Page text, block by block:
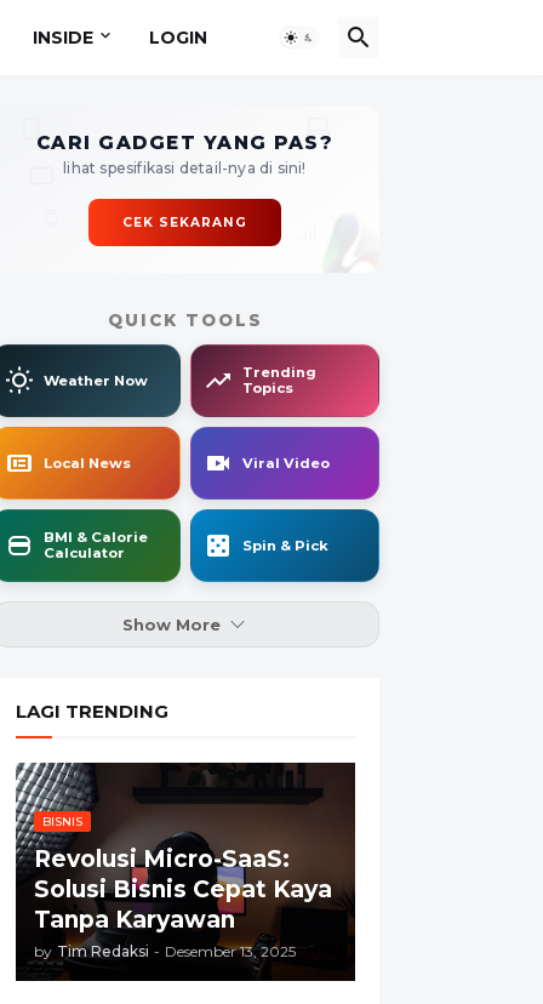
INSIDE LOGIN
CARI GADGET YANG PAS?
lihat spesifikasi detail-nya di sini!
CEK SEKARANG
QUICK TOOLS
Weather Now
Trending
Topics
Local News Viral Video
BMI & Calorie
Calculator
Spin & Pick
Show More
LAGI TRENDING
BISNIS
Revolusi Micro-SaaS:
Solusi Bisnis Cepat Kaya
Tanpa Karyawan
by Tim Redaksi - Desember 13, 2025